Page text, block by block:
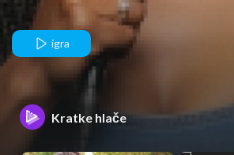
igra
Kratke hlače